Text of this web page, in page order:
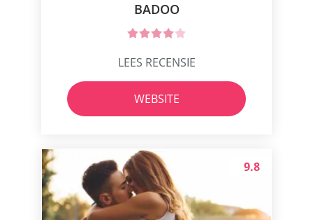
BADOO
LEES RECENSIE
WEBSITE
9.8